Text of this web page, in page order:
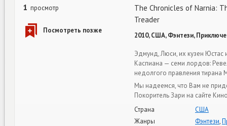
1 просмотр
The Chronicles of Narnia:
Treader
2010, США, Фэнтези,
Эдмунд, Люси, их кузен Юстас
Каспиана — семи лордов:
недолгого правления тирана
Мы надеемся, что Вам не
Покоритель Зари на сайте
Страна
США
Жанры
Фэнтези,